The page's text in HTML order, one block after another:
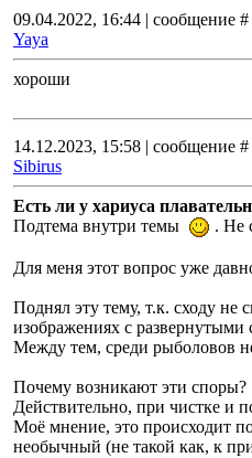
09.04.2022, 16:44 | сообщение #
Yaya
хороши
14.12.2023, 15:58 | сообщение #
Sibirus
Есть ли у хариуса
Подтема внутри темы
. Не
Для меня этот вопрос уже
Поднял эту тему, т.к. сходу
изображениях с развернутыми
Между тем, среди рыболовов
Почему возникают эти споры?
Действительно, при чистке и
Моё мнение, это происходит
необычный (не такой как, к